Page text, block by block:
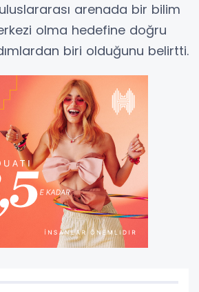
arenada bir bilim
olma hedefine doğru
biri olduğunu belirtti.